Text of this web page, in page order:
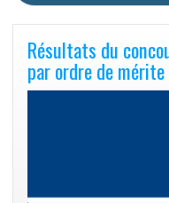
Résultats du
par ordre de mérite